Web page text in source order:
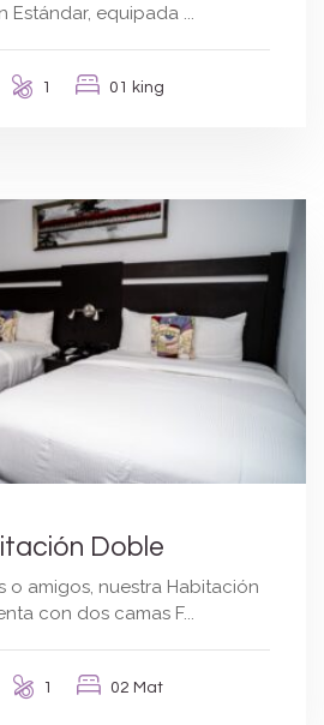
Estándar, equipada ...
1 01 king
Doble
o amigos, nuestra Habitación
con dos camas F...
1 02 Mat